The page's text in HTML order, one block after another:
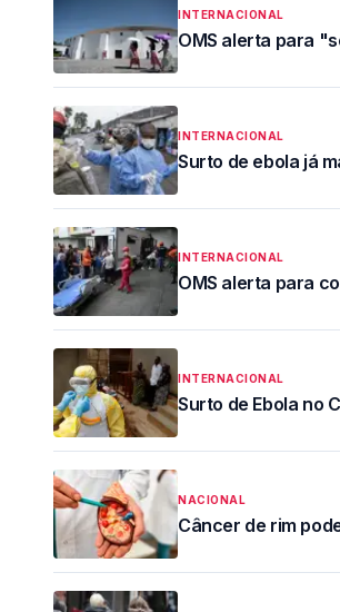
INTERNACIONAL
OMS alerta para
INTERNACIONAL
Surto de ebola já
INTERNACIONAL
OMS alerta para
INTERNACIONAL
Surto de Ebola no
NACIONAL
Câncer de rim